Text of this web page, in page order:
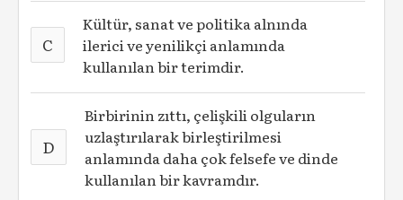
C
Kültür, sanat ve politika alnında
ilerici ve yenilikçi anlamında
kullanılan bir terimdir.
D
Birbirinin zıttı, çelişkili olguların
uzlaştırılarak birleştirilmesi
anlamında daha çok felsefe ve dinde
kullanılan bir kavramdır.